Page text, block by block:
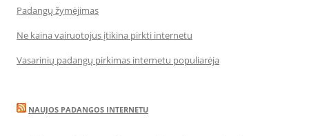
Padangų žymėjimas
Ne kaina vairuotojus įtikina pirkti internetu
Vasarinių padangų pirkimas internetu populiarėja
NAUJOS PADANGOS INTERNETU